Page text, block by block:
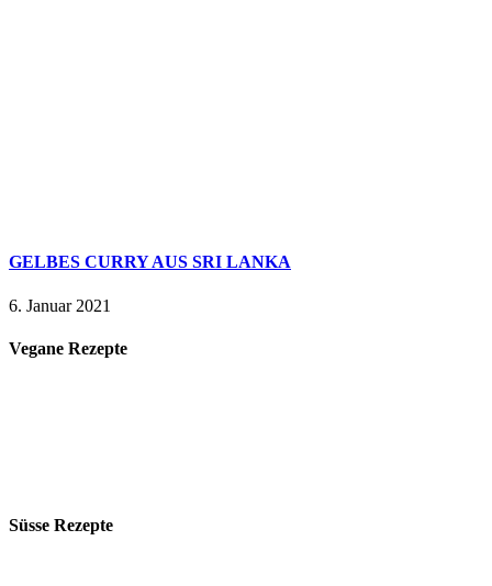
GELBES CURRY AUS SRI LANKA
6. Januar 2021
Vegane Rezepte
Süsse Rezepte